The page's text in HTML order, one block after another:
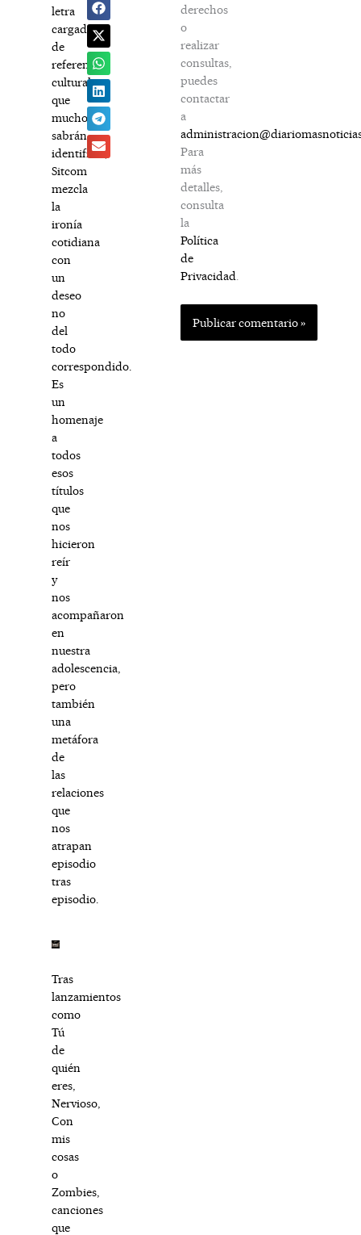
letra
cargada
de
referencias
culturales
que
muchos
sabrán
identificar,
Sitcom
mezcla
la
ironía
cotidiana
con
un
deseo
no
del
todo
correspondido.
Es
un
homenaje
a
todos
esos
títulos
que
nos
hicieron
reír
y
nos
acompañaron
en
nuestra
adolescencia,
pero
también
una
metáfora
de
las
relaciones
que
nos
atrapan
episodio
tras
episodio.
Tras
lanzamientos
como
Tú
de
quién
eres,
Nervioso,
Con
mis
cosas
o
Zombies,
canciones
que
derechos
o
realizar
consultas,
puedes
contactar
a
Para
más
detalles,
consulta
la
Política
de
Privacidad